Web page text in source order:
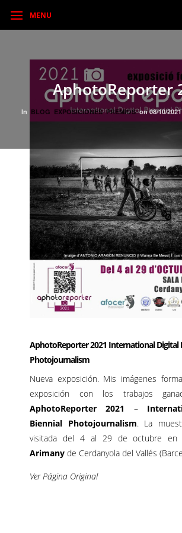
MENU
AphotoReporter
In BLOG EXPOSICIONES PREMIOSon08/10/2021
AphotoReporter 2021 International Digital
Photojournalism
Nueva exposición. Mis imágenes
exposición con los trabajos
AphotoReporter 2021
–
Biennial Photojournalism. La
visitada del 4 al 29 de octubre
Arimany de Cerdanyola del Vallés
Ver Página Original